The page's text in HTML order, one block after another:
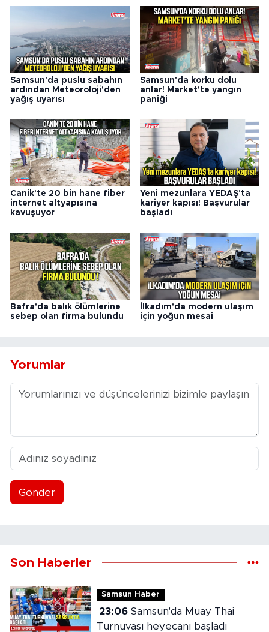
Samsun'da puslu sabahın
ardından Meteoroloji'den
yağış uyarısı
Samsun'da korku dolu
anlar! Market'te yangın
paniği
Canik'te 20 bin hane fiber
internet altyapısına
kavuşuyor
Yeni mezunlara YEDAŞ'ta
kariyer kapısı! Başvurular
başladı
Bafra'da balık ölümlerine
sebep olan firma bulundu
İlkadım'da modern ulaşım
için yoğun mesai
Yorumlar
Gönder
Son Haberler
Samsun Haber
23:06Samsun'da Muay Thai
Turnuvası heyecanı başladı